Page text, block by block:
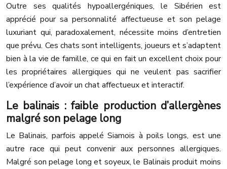
Outre ses qualités hypoallergéniques, le Sibérien est
apprécié pour sa personnalité affectueuse et son pelage
luxuriant qui, paradoxalement, nécessite moins d’entretien
que prévu. Ces chats sont intelligents, joueurs et s’adaptent
bien à la vie de famille, ce qui en fait un excellent choix pour
les propriétaires allergiques qui ne veulent pas sacrifier
l’expérience d’avoir un chat affectueux et interactif.
Le balinais : faible production d’allergènes
malgré son pelage long
Le Balinais, parfois appelé Siamois à poils longs, est une
autre race qui peut convenir aux personnes allergiques.
Malgré son pelage long et soyeux, le Balinais produit moins